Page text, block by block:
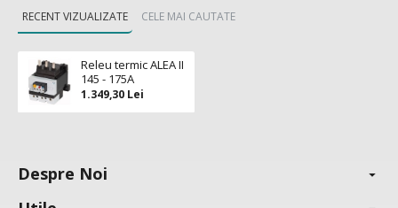
RECENT VIZUALIZATE CELE MAI CAUTATE
Releu termic ALEA II
145 - 175A
1.349,30 Lei
Despre Noi